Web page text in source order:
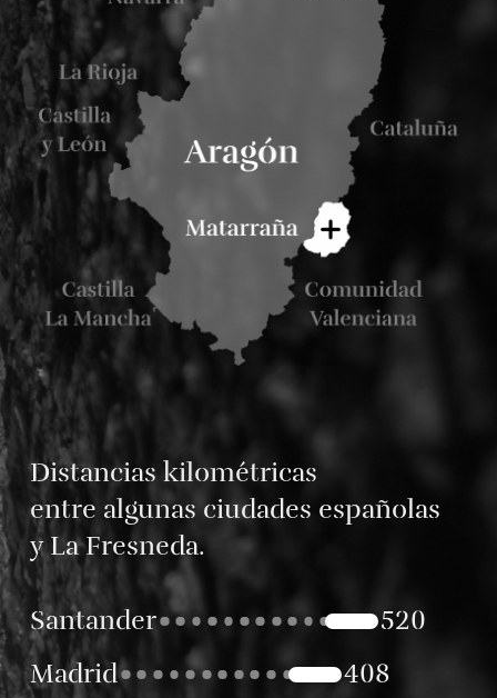
Distancias kilométricas
entre algunas ciudades españolas
y La Fresneda.
Santander
520
Madrid
408